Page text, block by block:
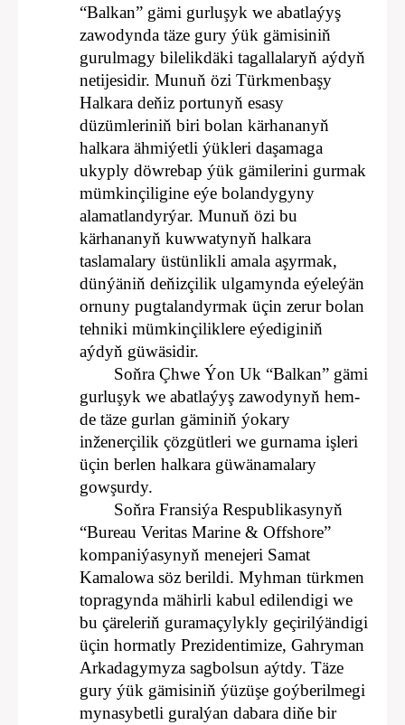
“Balkan” gämi gurluşyk we abatlaýyş
zawodynda täze gury ýük gämisiniň
gurulmagy bilelikdäki tagallalaryň aýdyň
netijesidir. Munuň özi Türkmenbaşy
Halkara deňiz portunyň esasy
düzümleriniň biri bolan kärhananyň
halkara ähmiýetli ýükleri daşamaga
ukyply döwrebap ýük gämilerini gurmak
mümkinçiligine eýe bolandygyny
alamatlandyrýar. Munuň özi bu
kärhananyň kuwwatynyň halkara
taslamalary üstünlikli amala aşyrmak,
dünýäniň deňizçilik ulgamynda eýeleýän
ornuny pugtalandyrmak üçin zerur bolan
tehniki mümkinçiliklere eýediginiň
aýdyň güwäsidir.
Soňra Çhwe Ýon Uk “Balkan” gämi
gurluşyk we abatlaýyş zawodynyň hem-
de täze gurlan gäminiň ýokary
inženerçilik çözgütleri we gurnama işleri
üçin berlen halkara güwänamalary
gowşurdy.
Soňra Fransiýa Respublikasynyň
“Bureau Veritas Marine & Offshore”
kompaniýasynyň menejeri Samat
Kamalowa söz berildi. Myhman türkmen
topragynda mähirli kabul edilendigi we
bu çäreleriň guramaçylykly geçirilýändigi
üçin hormatly Prezidentimize, Gahryman
Arkadagymyza sagbolsun aýtdy. Täze
gury ýük gämisiniň ýüzüşe goýberilmegi
mynasybetli guralýan dabara diňe bir